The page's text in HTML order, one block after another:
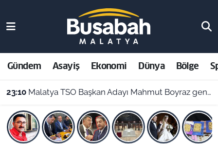
Gündem Asayiş Ekonomi Dünya Bölge
23:10 Malatya TSO Başkan Adayı Mahmut Boyraz genç girişimcilerle buluştu
Asayiş
Ekonomi
Dünya
Bölge
Malatya Nöbetçi Eczaneler
Malatya Hava Durumu
Malatya Namaz Vakitleri
Malatya Trafik Yoğunluk Haritası
Süper Lig Puan Durumu ve Fikstür